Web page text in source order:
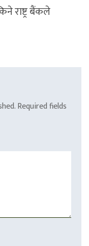
राष्ट्र बैंकले
Required fields